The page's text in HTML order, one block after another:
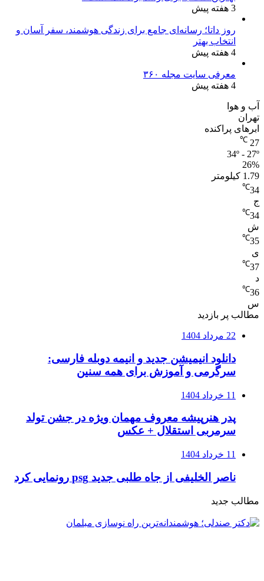
3 هفته پیش
روز داتا؛ رسانه‌ای جامع برای زندگی هوشمند، سفر آسان و
انتخاب بهتر
4 هفته پیش
معرفی سایت مجله ۳۶۰
4 هفته پیش
آب و هوا
تهران
ابرهای پراکنده
27
℃
34º - 27º
26%
1.79 کیلومتر
34
℃
ج
34
℃
ش
35
℃
ی
37
℃
د
36
℃
س
مطالب پر بازدید
22 مرداد 1404
دانلود انیمیشن جدید و انیمه دوبله فارسی:
سرگرمی و آموزش برای همه سنین
11 خرداد 1404
پدر هنرپیشه معروف مهمان ویژه در جشن تولد
سرمربی استقلال + عکس
11 خرداد 1404
ناصر الخلیفی از جاه طلبی جدید psg رونمایی کرد
مطالب جدید